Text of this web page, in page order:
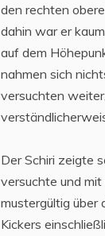
den rechten
dahin war er
auf dem
nahmen sich
versuchten
Der Schiri zeigte
versuchte und
mustergültig über
Kickers